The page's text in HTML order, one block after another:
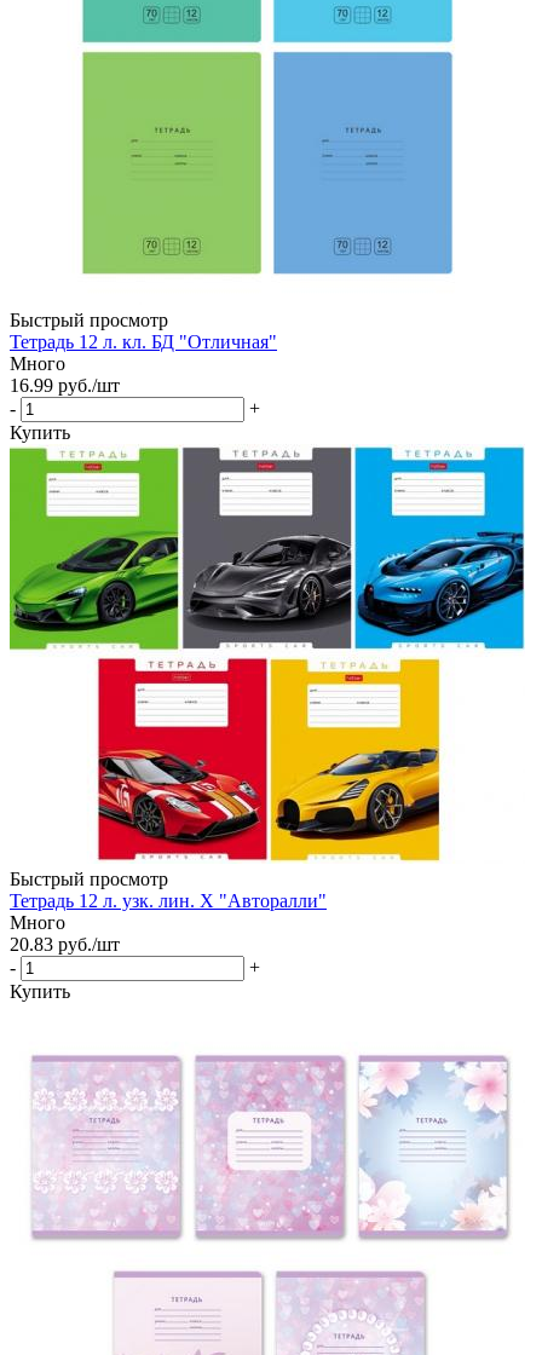
Быстрый просмотр
Тетрадь 12 л. кл. БД "Отличная"
Много
16.99 руб./шт
-
+
Купить
Быстрый просмотр
Тетрадь 12 л. узк. лин. Х "Авторалли"
Много
20.83 руб./шт
-
+
Купить